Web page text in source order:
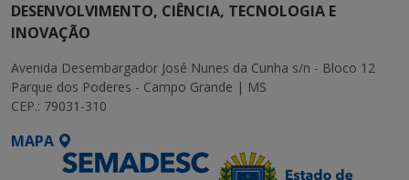
DESENVOLVIMENTO, CIÊNCIA, TECNOLOGIA E
INOVAÇÃO
Avenida Desembargador José Nunes da Cunha s/n - Bloco 12
Parque dos Poderes - Campo Grande | MS
CEP.: 79031-310
MAPA